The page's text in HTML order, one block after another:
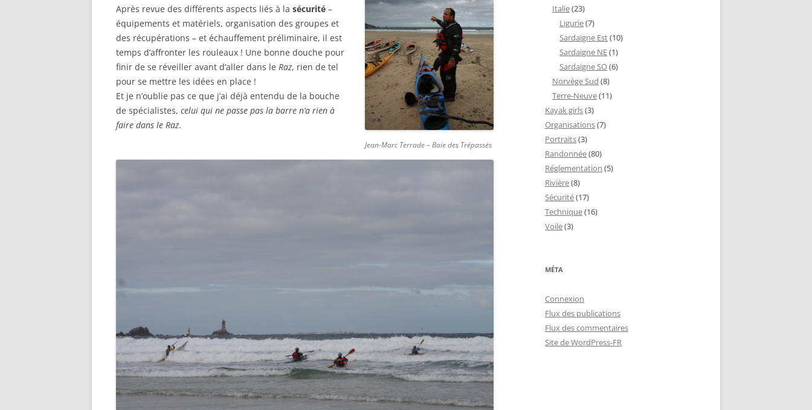
Jean-Marc Terrade – Baie des Trépassés
Après revue des différents aspects liés à la sécurité –
équipements et matériels, organisation des groupes et
des récupérations – et échauffement préliminaire, il est
temps d’affronter les rouleaux ! Une bonne douche pour
finir de se réveiller avant d’aller dans le Raz, rien de tel
pour se mettre les idées en place !
Et je n’oublie pas ce que j’ai déjà entendu de la bouche
de spécialistes, celui qui ne passe pas la barre n’a rien à
faire dans le Raz.
Italie(23)
Ligurie(7)
Sardaigne Est(10)
Sardaigne NE(1)
Sardaigne SO(6)
Norvège Sud (8)
Terre-Neuve(11)
Kayak girls(3)
Organisations(7)
Portraits(3)
Randonnée(80)
Réglementation (5)
Rivière(8)
Sécurité(17)
Technique(16)
Voile(3)
MÉTA
Connexion
Flux des publications
Flux des commentaires
Site de WordPress-FR